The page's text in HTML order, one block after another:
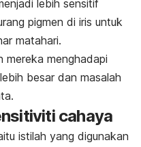
lebih sensitif
pigmen di iris untuk
matahari.
mereka menghadapi
besar dan masalah
cahaya
istilah yang digunakan